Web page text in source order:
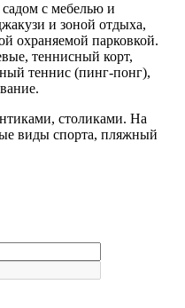
с мебелью и
и зоной отдыха,
охраняемой парковкой.
теннисный корт,
теннис (пинг-понг),
столиками. На
виды спорта, пляжный